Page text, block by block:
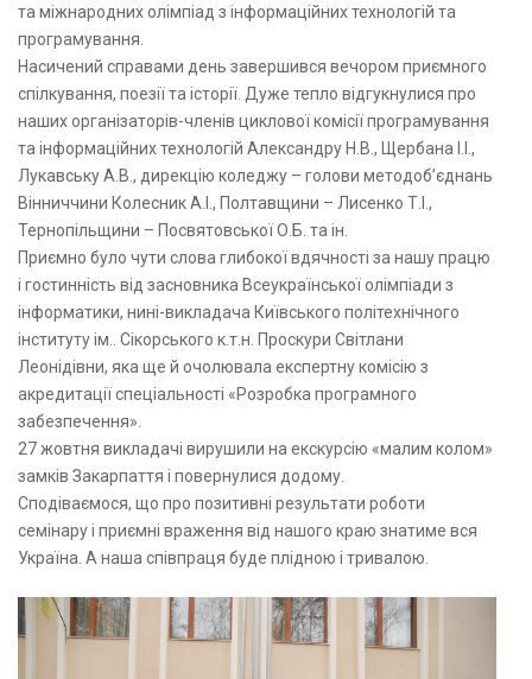
та міжнародних олімпіад з інформаційних технологій та
програмування.
Насичений справами день завершився вечором приємного
спілкування, поезії та історії. Дуже тепло відгукнулися про
наших організаторів-членів циклової комісії програмування
та інформаційних технологій Александру Н.В., Щербана І.І.,
Лукавську А.В., дирекцію коледжу – голови методоб’єднань
Вінниччини Колесник А.І., Полтавщини – Лисенко Т.І.,
Тернопільщини – Посвятовської О.Б. та ін.
Приємно було чути слова глибокої вдячності за нашу працю
і гостинність від засновника Всеукраїнської олімпіади з
інформатики, нині-викладача Київського політехнічного
інституту ім.. Сікорського к.т.н. Проскури Світлани
Леонідівни, яка ще й очолювала експертну комісію з
акредитації спеціальності «Розробка програмного
забезпечення».
27 жовтня викладачі вирушили на екскурсію «малим колом»
замків Закарпаття і повернулися додому.
Сподіваємося, що про позитивні результати роботи
семінару і приємні враження від нашого краю знатиме вся
Україна. А наша співпраця буде плідною і тривалою.